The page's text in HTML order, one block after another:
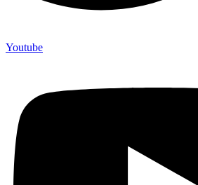
Youtube